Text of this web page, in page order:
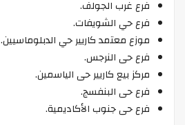
فرع غرب الجولف.
فرع حي الشويفات.
موزع معتمد كاريير حي الدبلوماسيين.
فرع حى النرجس.
مركز بيع كاريير حى الياسمين.
فرع حى البنفسج.
فرع حى جنوب الأكاديمية.